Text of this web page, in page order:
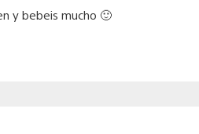
y bebeis mucho 🙂